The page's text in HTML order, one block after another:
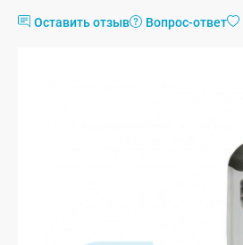
Оставить отзыв Вопрос-ответ